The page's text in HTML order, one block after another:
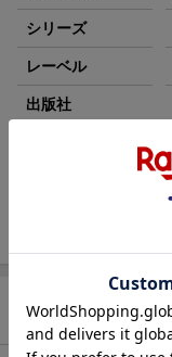
シリーズ
レーベル
出版社
商品説明